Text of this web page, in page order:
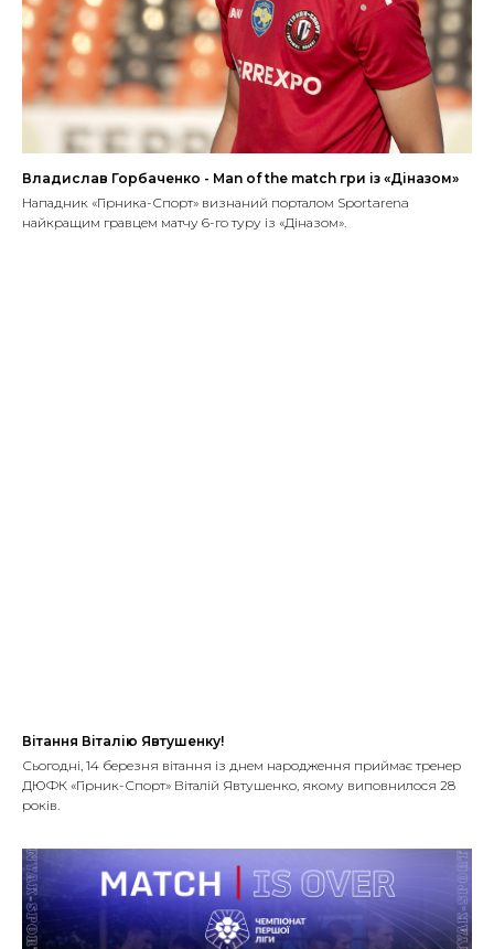
Владислав Горбаченко - Man of the match гри із «Діназом»
Нападник «Гірника-Спорт» визнаний порталом Sportarena
найкращим гравцем матчу 6-го туру із «Діназом».
Вітання Віталію Явтушенку!
Сьогодні, 14 березня вітання із днем народження приймає тренер
ДЮФК «Гірник-Спорт» Віталій Явтушенко, якому виповнилося 28
років.